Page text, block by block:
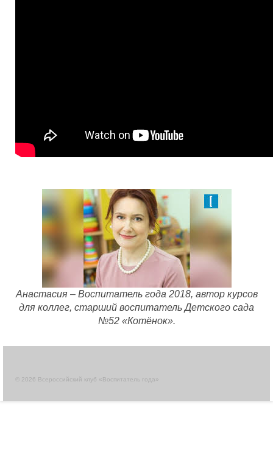
Анастасия – Воспитатель года 2018, автор курсов
для коллег, старший воспитатель Детского сада
№52 «Котёнок».
© 2026 Всероссийский клуб «Воспитатель года»